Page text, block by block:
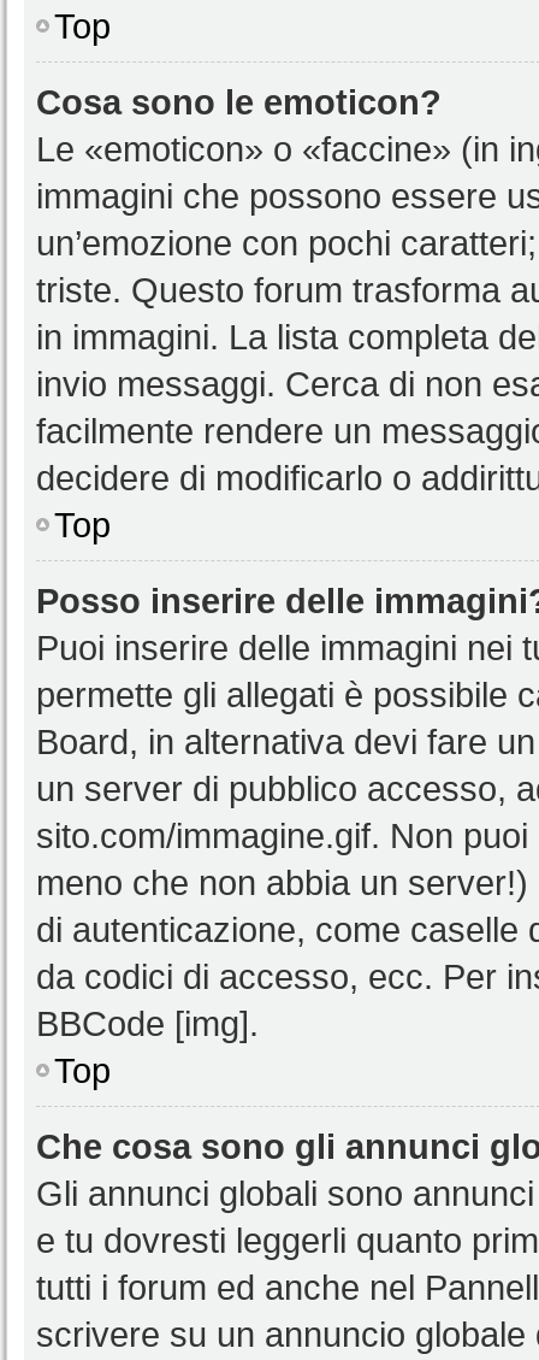
Top
Cosa sono le emoticon?
Le «emoticon» o «faccine» (in
immagini che possono essere
un’emozione con pochi
triste. Questo forum trasforma
in immagini. La lista completa
invio messaggi. Cerca di non
facilmente rendere un
decidere di modificarlo o
Top
Posso inserire delle
Puoi inserire delle immagini nei
permette gli allegati è possibile
Board, in alternativa devi fare
un server di pubblico accesso,
sito.com/immagine.gif. Non
meno che non abbia un
di autenticazione, come caselle
da codici di accesso, ecc. Per
BBCode [img].
Top
Che cosa sono gli annunci
Gli annunci globali sono
e tu dovresti leggerli quanto
tutti i forum ed anche nel
scrivere su un annuncio